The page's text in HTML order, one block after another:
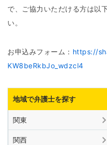
で、ご協力いただける方は以
い。
お申込みフォーム： https://
KW8beRkbJo_wdzcl4
地域で弁護士を探す
関東
関西